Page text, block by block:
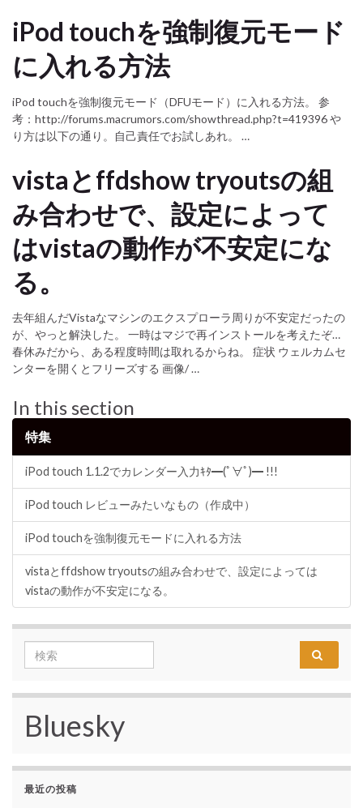
iPod touchを強制復元モード
に入れる方法
iPod touchを強制復元モード（DFUモード）に入れる方法。 参
考：http://forums.macrumors.com/showthread.php?t=419396 や
り方は以下の通り。自己責任でお試しあれ。 …
vistaとffdshow tryoutsの組
み合わせで、設定によって
はvistaの動作が不安定にな
る。
去年組んだVistaなマシンのエクスプローラ周りが不安定だったの
が、やっと解決した。 一時はマジで再インストールを考えたぞ…
春休みだから、ある程度時間は取れるからね。 症状 ウェルカムセ
ンターを開くとフリーズする 画像/ …
In this section
特集
iPod touch 1.1.2でカレンダー入力ｷﾀ━(ﾟ∀ﾟ)━ !!!
iPod touch レビューみたいなもの（作成中）
iPod touchを強制復元モードに入れる方法
vistaとffdshow tryoutsの組み合わせで、設定によっては
vistaの動作が不安定になる。
Search for:
Bluesky
最近の投稿